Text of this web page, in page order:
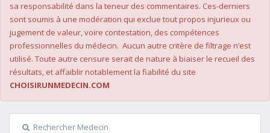
sa responsabilité dans la teneur des commentaires. Ces-derniers
sont soumis à une modération qui exclue tout propos injurieux ou
jugement de valeur, voire contestation, des compétences
professionnelles du médecin. Aucun autre critère de filtrage n’est
utilisé. Toute autre censure serait de nature à biaiser le recueil des
résultats, et affaiblir notablement la fiabilité du site
CHOISIRUNMEDECIN.COM
Rechercher Medecin